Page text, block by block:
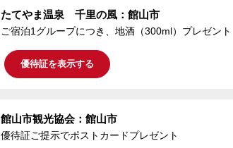
たてやま温泉 千里の風：館山市
ご宿泊1グループにつき、地酒（300ml）プレゼント
優待証を表示する
館山市観光協会：館山市
優待証ご提示でポストカードプレゼント